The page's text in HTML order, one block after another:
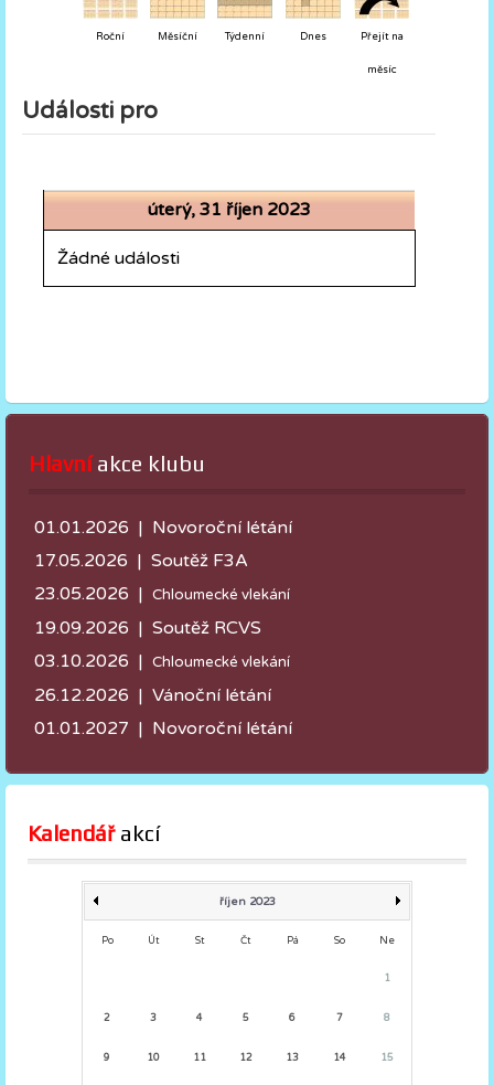
Roční Měsíční Týdenní Dnes Přejít na
měsíc
Události pro
úterý, 31 říjen 2023
Žádné události
Hlavní akce klubu
01.01.2026 | Novoroční létání
17.05.2026 | Soutěž F3A
23.05.2026 | Chloumecké vlekání
19.09.2026 | Soutěž RCVS
03.10.2026 | Chloumecké vlekání
26.12.2026 | Vánoční létání
01.01.2027 | Novoroční létání
Kalendář akcí
říjen 2023
Po Út St Čt Pá So Ne
1
2 3 4 5 6 7 8
9 10 11 12 13 14 15